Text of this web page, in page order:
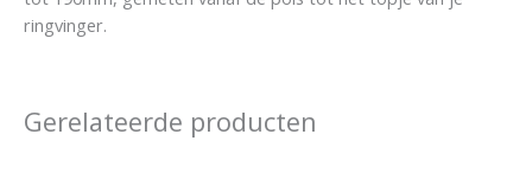
ringvinger.
Gerelateerde producten